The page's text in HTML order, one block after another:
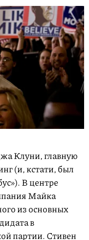
Клуни, главную
(и, кстати, был
В центре
Майка
из основных
в
партии. Стивен